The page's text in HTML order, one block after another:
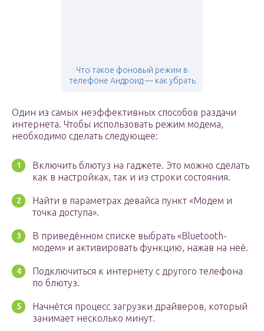
Что такое фоновый режим в
телефоне Андроид — как убрать
Один из самых неэффективных способов раздачи
интернета. Чтобы использовать режим модема,
необходимо сделать следующее:
Включить блютуз на гаджете. Это можно сделать
как в настройках, так и из строки состояния.
Найти в параметрах девайса пункт «Модем и
точка доступа».
В приведённом списке выбрать «Bluetooth-
модем» и активировать функцию, нажав на неё.
Подключиться к интернету с другого телефона
по блютуз.
Начнётся процесс загрузки драйверов, который
занимает несколько минут.